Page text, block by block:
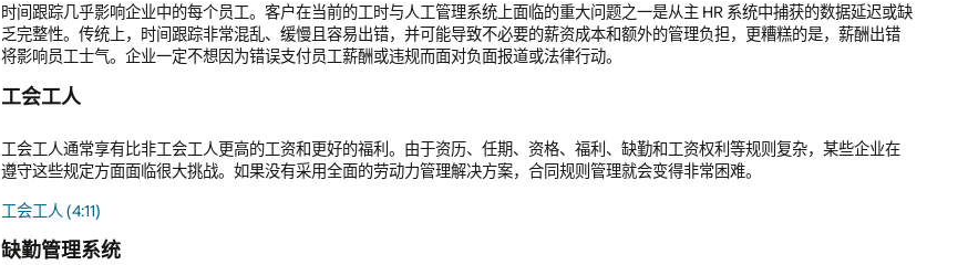
时间跟踪几乎影响企业中的每个员工。客户在当前的工时与人工管理系统上面临的重大问题之一是从主 HR 系统中捕获的数据延迟或缺
乏完整性。传统上，时间跟踪非常混乱、缓慢且容易出错，并可能导致不必要的薪资成本和额外的管理负担，更糟糕的是，薪酬出错
将影响员工士气。企业一定不想因为错误支付员工薪酬或违规而面对负面报道或法律行动。
工会工人
工会工人通常享有比非工会工人更高的工资和更好的福利。由于资历、任期、资格、福利、缺勤和工资权利等规则复杂，某些企业在
遵守这些规定方面面临很大挑战。如果没有采用全面的劳动力管理解决方案，合同规则管理就会变得非常困难。
工会工人 (4:11)
缺勤管理系统